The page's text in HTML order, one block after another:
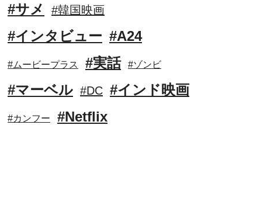
#サメ
#韓国映画
#インタビュー #A24
#ムービープラス #実話 #ゾンビ
#マーベル #DC #インド映画
#カンフー #Netflix